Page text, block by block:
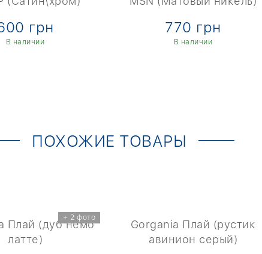
грн
В наличии
770 грн
В наличии
ПОХОЖИЕ ТОВАРЫ
+ 2 фото
Плай (дуб немо
латте)
Gorgania Плай (рустик
авинион серый)